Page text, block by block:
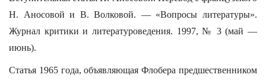
Н. Аносовой и В. Волковой. — «Вопросы литературы».
Журнал критики и литературоведения. 1997, № 3 (май —
июнь).
Статья 1965 года, объявляющая Флобера предшественником